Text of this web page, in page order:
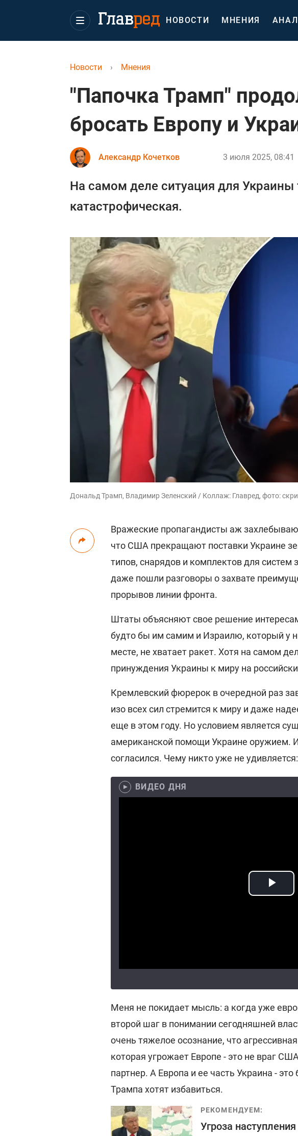
НОВОСТИ МНЕНИЯ
Новости › Мнения
"Папочка Трамп"
бросать Европу и
Александр Кочетков 3 июля 2025, 08:41
На самом деле ситуация для Украины
катастрофическая.
Дональд Трамп, Владимир Зеленский / Коллаж: Главред, фото:
Вражеские пропагандисты аж
что США прекращают поставки Украине
типов, снарядов и комплектов для систем
даже пошли разговоры о захвате
прорывов линии фронта.
Штаты объясняют свое решение
будто бы им самим и Израилю, который у
месте, не хватает ракет. Хотя на самом
принуждения Украины к миру на
Кремлевский фюрерок в очередной раз
изо всех сил стремится к миру и даже
еще в этом году. Но условием является
американской помощи Украине оружием.
согласился. Чему никто уже не
ВИДЕО ДНЯ
Меня не покидает мысль: а когда уже
второй шаг в понимании сегодняшней
очень тяжелое осознание, что
которая угрожает Европе - это не враг
партнер. А Европа и ее часть Украина -
Трампа хотят избавиться.
РЕКОМЕНДУЕМ:
Угроза